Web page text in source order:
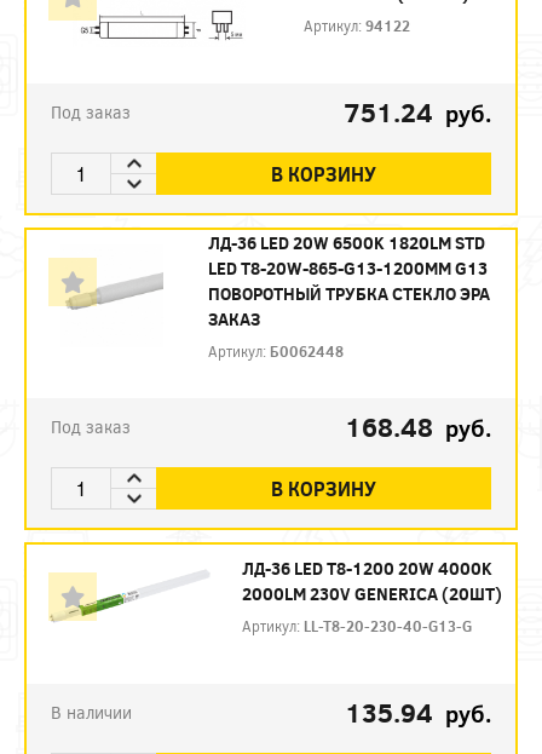
Артикул:94122
Под заказ 751.24 руб.
В КОРЗИНУ
ЛД-36 LED 20W 6500K 1820LM STD
LED T8-20W-865-G13-1200MM G13
ПОВОРОТНЫЙ ТРУБКА СТЕКЛО ЭРА
ЗАКАЗ
Артикул: Б0062448
Под заказ 168.48 руб.
В КОРЗИНУ
ЛД-36 LED T8-1200 20W 4000K
2000LM 230V GENERICA (20ШТ)
Артикул: LL-T8-20-230-40-G13-G
В наличии 135.94 руб.